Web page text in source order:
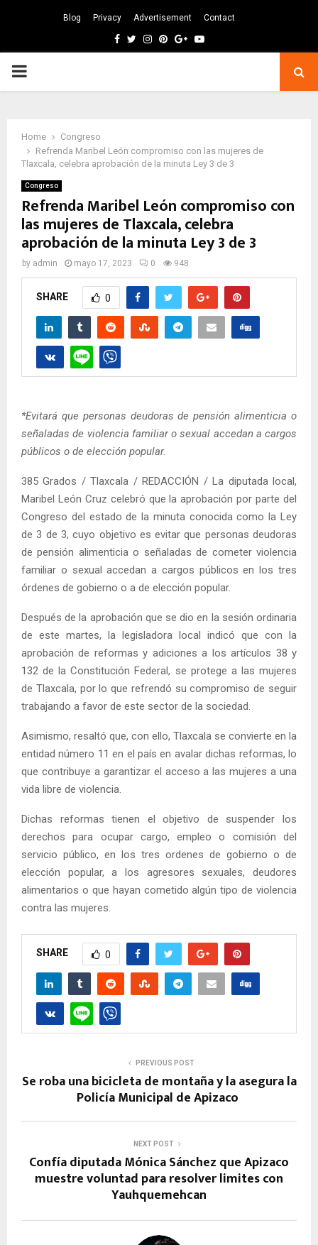
Blog Privacy Advertisement Contact
Facebook
TwitterInstagram
Pinterest
GoogleYoutube
PRIMARY
Home
Congreso
Refrenda Maribel León compromiso con las mujeres de
Tlaxcala, celebra aprobación de la minuta Ley 3 de 3
Congreso
Refrenda Maribel León compromiso con
las mujeres de Tlaxcala, celebra
aprobación de la minuta Ley 3 de 3
by admin mayo 17, 2023 0 948
SHARE 0
*Evitará que personas deudoras de pensión alimenticia o
señaladas de violencia familiar o sexual accedan a cargos
públicos o de elección popular.
385 Grados / Tlaxcala / REDACCIÓN / La diputada local,
Maribel León Cruz celebró que la aprobación por parte del
Congreso del estado de la minuta conocida como la Ley
de 3 de 3, cuyo objetivo es evitar que personas deudoras
de pensión alimenticia o señaladas de cometer violencia
familiar o sexual accedan a cargos públicos en los tres
órdenes de gobierno o a de elección popular.
Después de la aprobación que se dio en la sesión ordinaria
de este martes, la legisladora local indicó que con la
aprobación de reformas y adiciones a los artículos 38 y
132 de la Constitución Federal, se protege a las mujeres
de Tlaxcala, por lo que refrendó su compromiso de seguir
trabajando a favor de este sector de la sociedad.
Asimismo, resaltó que, con ello, Tlaxcala se convierte en la
entidad número 11 en el país en avalar dichas reformas, lo
que contribuye a garantizar el acceso a las mujeres a una
vida libre de violencia.
Dichas reformas tienen el objetivo de suspender los
derechos para ocupar cargo, empleo o comisión del
servicio público, en los tres ordenes de gobierno o de
elección popular, a los agresores sexuales, deudores
alimentarios o que hayan cometido algún tipo de violencia
contra las mujeres.
SHARE 0
PREVIOUS POST
Se roba una bicicleta de montaña y la asegura la
Policía Municipal de Apizaco
NEXT POST
Confía diputada Mónica Sánchez que Apizaco
muestre voluntad para resolver limites con
Yauhquemehcan